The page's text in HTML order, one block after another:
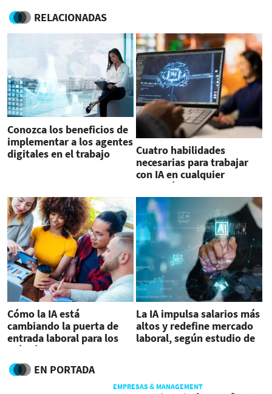
RELACIONADAS
Conozca los beneficios de
implementar a los agentes
digitales en el trabajo
Cuatro habilidades
necesarias para trabajar
con IA en cualquier
profesión
Cómo la IA está
cambiando la puerta de
entrada laboral para los
más jóvenes
La IA impulsa salarios más
altos y redefine mercado
laboral, según estudio de
EN PORTADA
EMPRESAS & MANAGEMENT